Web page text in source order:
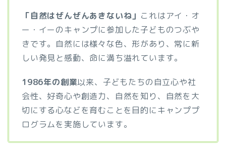
「自然はぜんぜんあきないね」 これはアイ・オ
ー・イーのキャンプに参加した子どものつぶや
きです。自然には様々な色、形があり、常に新
しい発見と感動、命に満ち溢れています。
1986年の創業以来、子どもたちの自立心や社
会性、好奇心や創造力、自然を知り、自然を大
切にする心などを育むことを目的にキャンププ
ログラムを実施しています。